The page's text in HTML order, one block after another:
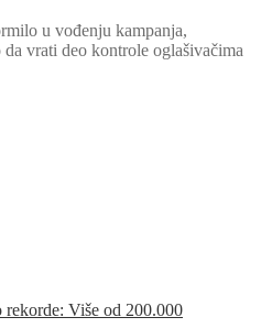
u vođenju kampanja,
vrati deo kontrole oglašivačima
Više od 200.000